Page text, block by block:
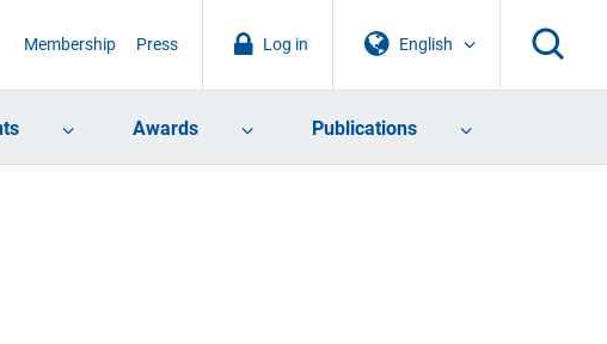
English
Log in
Membership Press
Awards Publications